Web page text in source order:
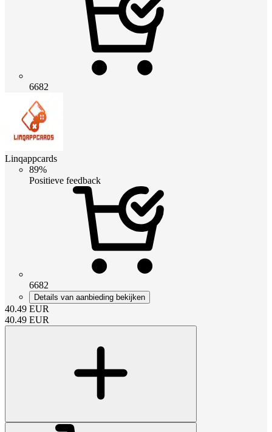
6682
Linqappcards
89%
Positieve feedback
6682
Details van aanbieding bekijken
40.49 EUR
40.49 EUR